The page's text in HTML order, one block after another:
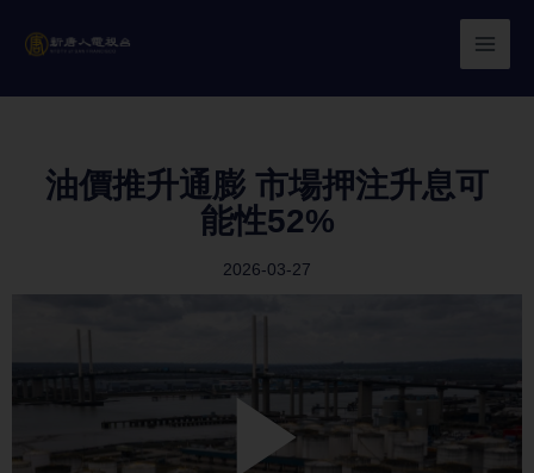
油價推升通膨 市場押注升息可
能性52%
2026-03-27